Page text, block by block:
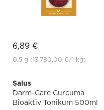
6,89 €
0.5 g (13.780,00 €/1 kg)
Salus
Darm-Care Curcuma
Bioaktiv Tonikum 500ml